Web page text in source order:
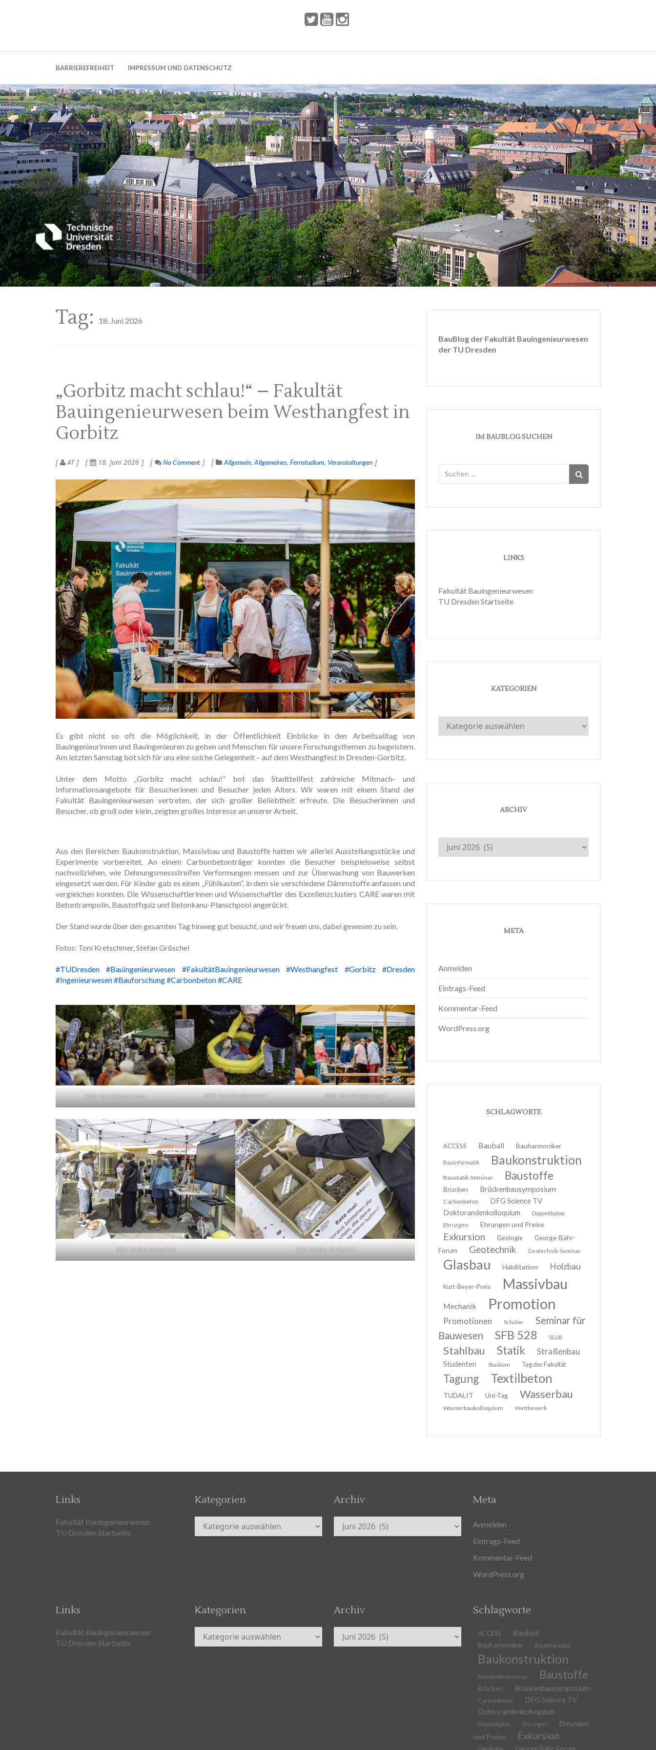
BARRIEREFREIHEIT IMPRESSUM UND DATENSCHUTZ
Tag: 18. Juni 2026
„Gorbitz macht schlau!“ – Fakultät
Bauingenieurwesen beim Westhangfest in
Gorbitz
AT 18. Juni 2026 No Comment Allgemein Allgemeines Fernstudium Veranstaltungen
Es gibt nicht so oft die Möglichkeit, in der Öffentlichkeit Einblicke in den Arbeitsalltag von
Bauingenieurinnen und Bauingenieuren zu geben und Menschen für unsere Forschungsthemen zu begeistern.
Am letzten Samstag bot sich für uns eine solche Gelegenheit – auf dem Westhangfest in Dresden-Gorbitz.
Unter dem Motto „Gorbitz macht schlau!“ bot das Stadtteilfest zahlreiche Mitmach- und
Informationsangebote für Besucherinnen und Besucher jeden Alters. Wir waren mit einem Stand der
Fakultät Bauingenieurwesen vertreten, der sich großer Beliebtheit erfreute. Die Besucherinnen und
Besucher, ob groß oder klein, zeigten großes Interesse an unserer Arbeit.
Aus den Bereichen Baukonstruktion, Massivbau und Baustoffe hatten wir allerlei Ausstellungsstücke und
Experimente vorbereitet. An einem Carbonbetonträger konnten die Besucher beispielsweise selbst
nachvollziehen, wie Dehnungsmessstreifen Verformungen messen und zur Überwachung von Bauwerken
eingesetzt werden. Für Kinder gab es einen „Fühlkasten“, in dem sie verschiedene Dämmstoffe anfassen und
vergleichen konnten. Die Wissenschaftlerinnen und Wissenschaftler des Exzellenzclusters CARE waren mit
Betontrampolin, Baustoffquiz und Betonkanu-Planschpool angerückt.
Der Stand wurde über den gesamten Tag hinweg gut besucht, und wir freuen uns, dabei gewesen zu sein.
Fotos: Toni Kretschmer, Stefan Gröschel
#TUDresden #Bauingenieurwesen #FakultätBauingenieurwesen #Westhangfest #Gorbitz
#Dresden
#Ingenieurwesen#Bauforschung#Carbonbeton#CARE
Bild: Toni Kretschmer Bild: Toni Kretschmer Bild: Toni Kretschmer
Bild: Stefan Gröschel Bild: Stefan Gröschel
BauBlog der Fakultät Bauingenieurwesen
der TU Dresden
IM BAUBLOG SUCHEN
nach:
LINKS
Fakultät Bauingenieurwesen
TU Dresden Startseite
KATEGORIEN
Kategorien
ARCHIV
Archiv
META
Anmelden
Eintrags-Feed
Kommentar-Feed
WordPress.org
SCHLAGWORTE
ACCESS Bauball Bauharmoniker
Bauinformatik Baukonstruktion
Baustatik-Seminar Baustoffe
Brücken Brückenbausymposium
Carbonbeton
DFG Science TV
Doktorandenkolloquium
Doppeldiplom
Ehrungen
Ehrungen und Preise
Exkursion Geologie
George-Bähr-
Forum
Geotechnik Geotechnik-Seminar
Glasbau Habilitation Holzbau
Kurt-Beyer-Preis Massivbau
Mechanik Promotion
Promotionen Schüler
Seminar für
Bauwesen
SFB 528 SLUB
Stahlbau Statik Straßenbau
Studenten Studium Tag der Fakultät
Tagung Textilbeton
TUDALIT Uni-Tag Wasserbau
Wasserbaukolloquium Wettbewerb
Links
Fakultät Bauingenieurwesen
TU Dresden Startseite
Kategorien
Kategorien
Archiv
Archiv
Meta
Anmelden
Eintrags-Feed
Kommentar-Feed
WordPress.org
Links
Fakultät Bauingenieurwesen
TU Dresden Startseite
Kategorien
Kategorien
Archiv
Archiv
Schlagworte
ACCESS Bauball
Bauharmoniker Bauinformatik
Baukonstruktion
Baustatik-Seminar Baustoffe
Brücken Brückenbausymposium
Carbonbeton
DFG Science TV
Doktorandenkolloquium
Doppeldiplom Ehrungen
Ehrungen
und Preise
Exkursion
Geologie George-Bähr-Forum